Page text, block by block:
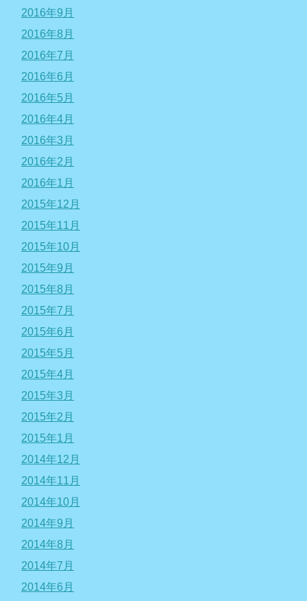
2016年9月
2016年8月
2016年7月
2016年6月
2016年5月
2016年4月
2016年3月
2016年2月
2016年1月
2015年12月
2015年11月
2015年10月
2015年9月
2015年8月
2015年7月
2015年6月
2015年5月
2015年4月
2015年3月
2015年2月
2015年1月
2014年12月
2014年11月
2014年10月
2014年9月
2014年8月
2014年7月
2014年6月